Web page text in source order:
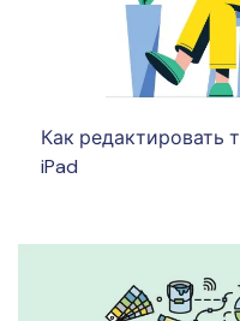
Как редактировать
iPad